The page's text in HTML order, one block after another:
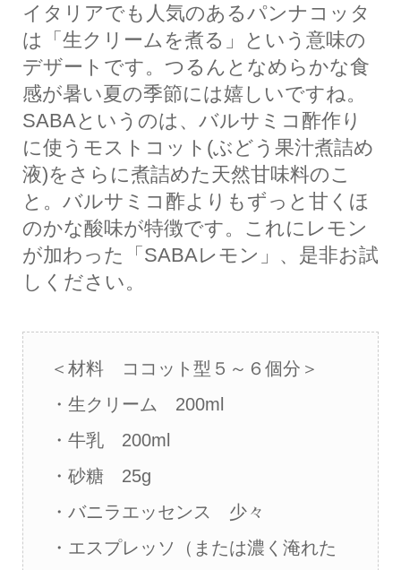
イタリアでも人気のあるパンナコッタ
は「生クリームを煮る」という意味の
デザートです。つるんとなめらかな食
感が暑い夏の季節には嬉しいですね。
SABAというのは、バルサミコ酢作り
に使うモストコット(ぶどう果汁煮詰め
液)をさらに煮詰めた天然甘味料のこ
と。バルサミコ酢よりもずっと甘くほ
のかな酸味が特徴です。これにレモン
が加わった「SABAレモン」、是非お試
しください。
＜材料 ココット型５～６個分＞
・生クリーム 200ml
・牛乳 200ml
・砂糖 25g
・バニラエッセンス 少々
・エスプレッソ（または濃く淹れた